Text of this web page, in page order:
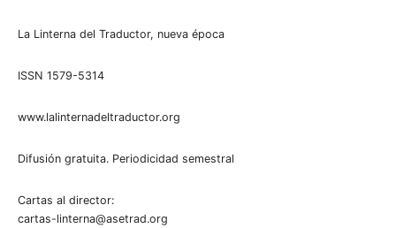
La Linterna del Traductor, nueva época
ISSN 1579-5314
www.lalinternadeltraductor.org
Difusión gratuita. Periodicidad semestral
Cartas al director:
cartas-linterna@asetrad.org